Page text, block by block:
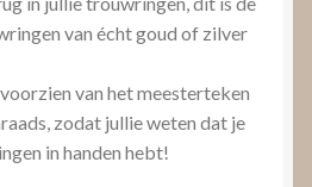
van écht goud of zilver
van het meesterteken
zodat jullie weten dat je
in handen hebt!